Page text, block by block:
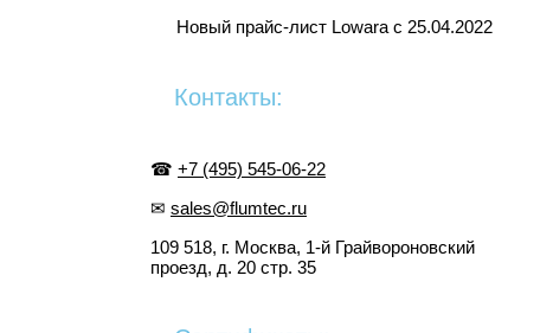
Новый прайс-лист Lowara c 25.04.2022
Контакты:
☎ +7 (495) 545-06-22
✉ sales@flumtec.ru
109 518, г. Москва, 1-й Грайвороновский
проезд, д. 20 стр. 35